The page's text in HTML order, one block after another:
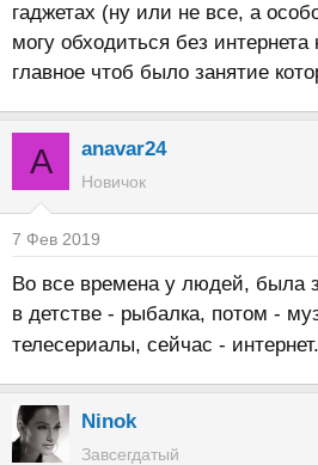
гаджетах (ну или не все, а
могу обходиться без интернета
главное чтоб было занятие
A anavar24
Новичок
7 Фев 2019
Во все времена у людей, была
в детстве - рыбалка, потом -
телесериалы, сейчас -
Ninok
Завсегдатый